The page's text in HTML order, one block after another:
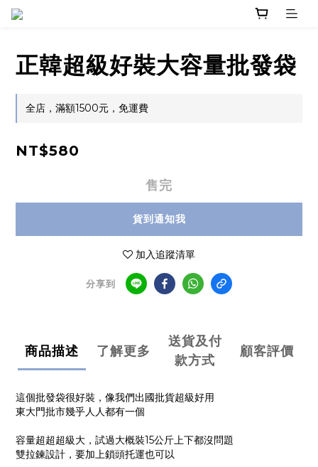
正韓超級好裝大容量批發袋
全店，滿額1500元，免運費
NT$580
售完
貨到通知我
加入追蹤清單
分享到
商品描述 了解更多
送貨及付
款方式
顧客評價
這個批發袋很好裝，像我們出國批貨超級好用
東大門批市幾乎人人都有一個
容量超超超級大，試過大概裝15公斤上下都沒問題
雙拉鍊設計，要加上鎖頭托運也可以